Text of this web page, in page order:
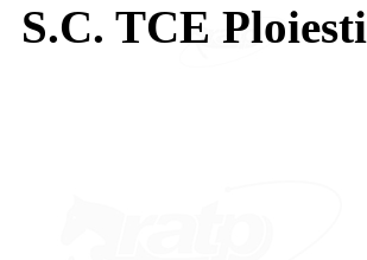
S.C. TCE Ploiesti